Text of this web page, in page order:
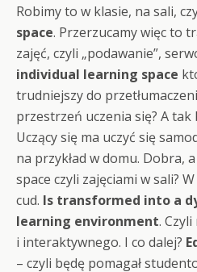
Robimy to w klasie, na sali,
space. Przerzucamy więc to
zajęć, czyli „podawanie”,
individual learning space
trudniejszy do
przestrzeń uczenia się? A
Uczący się ma uczyć się
na przykład w domu. Dobra,
space czyli zajęciami w sali?
cud. Is transformed into a
learning environment.
i interaktywnego. I co dalej?
– czyli będę pomagał